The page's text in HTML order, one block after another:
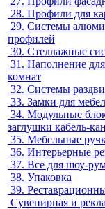
28. Профили для
29. Системы
профилей
30. Стеллажные
31. Наполнение
комнат
32. Системы
33. Замки для
34. Модульные
заглушки кабель-
35. Мебельные
36. Интерьерные
37. Все для шоу-
38. Упаковка
39.
Сувенирная и